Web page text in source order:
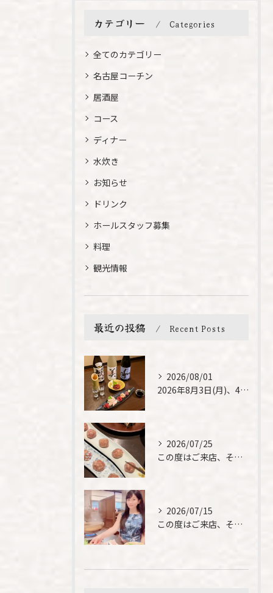
カテゴリー Categories
全てのカテゴリー
名古屋コーチン
居酒屋
コース
ディナー
水炊き
お知らせ
ドリンク
ホールスタッフ募集
料理
観光情報
最近の投稿 Recent Posts
2026/08/01
2026年8月3日(月)、4日(火)は、臨時休業させて頂きま...
2026/07/25
この度はご来店、そして素敵なご紹介誠にありがとうございます✨...
2026/07/15
この度はご来店、そして素敵なご紹介誠にありがとうございます✨...